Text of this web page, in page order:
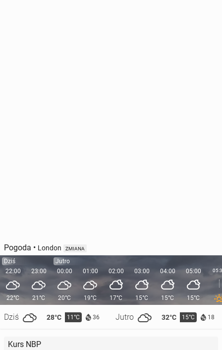
Pogoda • London ZMIANA
Dziś
22:00
22°C
Dziś 28°C 11°C 36 Jutro 32°C 15°C 18
23:00
21°C
Jutro
00:00
20°C
01:00
19°C
02:00
17°C
03:00
15°C
04:00
15°C
05:00
15°C
Kurs NBP